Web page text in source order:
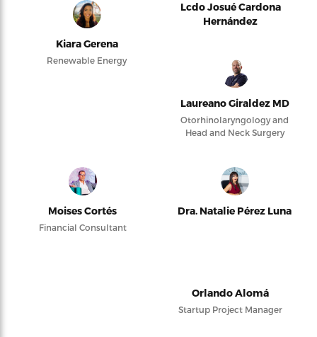
Kiara Gerena
Renewable Energy
Lcdo Josué Cardona
Hernández
Laureano Giraldez MD
Otorhinolaryngology and
Head and Neck Surgery
Moises Cortés
Financial Consultant
Dra. Natalie Pérez Luna
Orlando Alomá
Startup Project Manager